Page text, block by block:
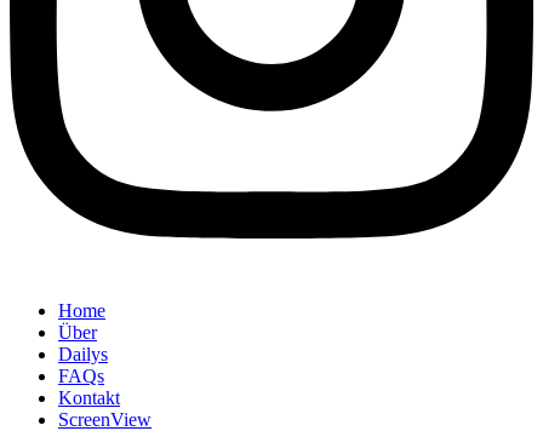
Home
Über
Dailys
FAQs
Kontakt
ScreenView